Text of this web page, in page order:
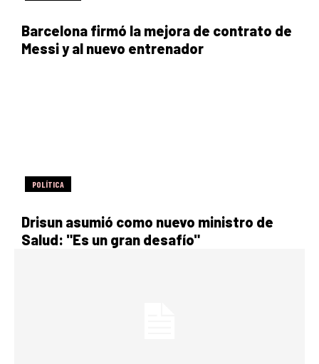
Barcelona firmó la mejora de contrato de
Messi y al nuevo entrenador
POLÍTICA
Drisun asumió como nuevo ministro de
Salud: "Es un gran desafío"